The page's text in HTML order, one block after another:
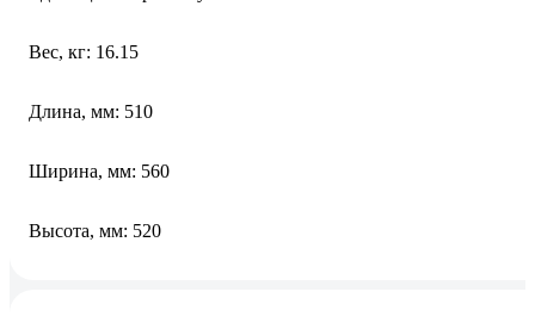
Вес, кг: 16.15
Длина, мм: 510
Ширина, мм: 560
Высота, мм: 520